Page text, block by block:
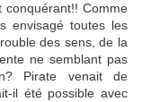
conquérant!! Comme
envisagé toutes les
des sens, de la
ne semblant pas
Pirate venait de
il été possible avec